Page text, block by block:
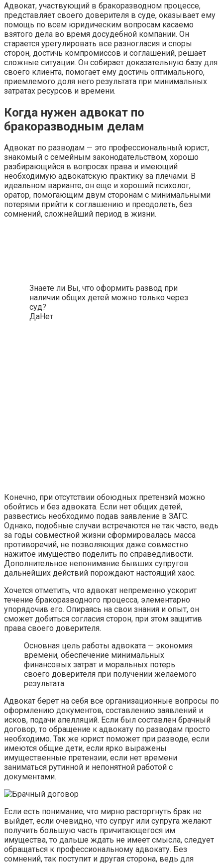
Адвокат, участвующий в бракоразводном процессе,
представляет своего доверителя в суде, оказывает ему
помощь по всем юридическим вопросам касаемо
взятого дела во время досудебной компании. Он
старается урегулировать все разногласия и споры
сторон, достичь компромиссов и соглашений, решает
сложные ситуации. Он собирает доказательную базу для
своего клиента, помогает ему достичь оптимального,
приемлемого доля него результата при минимальных
затратах ресурсов и времени.
Когда нужен адвокат по
бракоразводным делам
Адвокат по разводам — это профессиональный юрист,
знакомый с семейным законодательством, хорошо
разбирающийся в вопросах права и имеющий
необходимую адвокатскую практику за плечами. В
идеальном варианте, он еще и хороший психолог,
оратор, помогающим двум сторонам с минимальными
потерями прийти к соглашению и преодолеть, без
сомнений, сложнейший период в жизни.
Знаете ли Вы, что оформить развод при
наличии общих детей можно только через
суд?
ДаНет
Конечно, при отсутствии обоюдных претензий можно
обойтись и без адвоката. Если нет общих детей,
развестись необходимо подав заявление в ЗАГС.
Однако, подобные случаи встречаются не так часто, ведь
за годы совместной жизни сформировалась масса
противоречий, не позволяющих даже совместно
нажитое имущество поделить по справедливости.
Дополнительное непонимание бывших супругов
дальнейших действий порождают настоящий хаос.
Хочется отметить, что адвокат непременно ускорит
течение бракоразводного процесса, элементарно
упорядочив его. Опираясь на свои знания и опыт, он
сможет добиться согласия сторон, при этом защитив
права своего доверителя.
Основная цель работы адвоката — экономия
времени, обеспечение минимальных
финансовых затрат и моральных потерь
своего доверителя при получении желаемого
результата.
Адвокат берет на себя все организационные вопросы по
оформлению документов, составлению заявлений и
исков, подачи апелляций. Если был составлен брачный
договор, то обращение к адвокату по разводам просто
необходимо. Так же юрист поможет при разводе, если
имеются общие дети, если ярко выражены
имущественные претензии, если нет времени
заниматься рутинной и непонятной работой с
документами.
Если есть понимание, что мирно расторгнуть брак не
выйдет, если очевидно, что супруг или супруга желают
получить большую часть причитающегося им
имущества, то дальше ждать не имеет смысла, следует
обращаться к профессиональному адвокату. Без
сомнений, так поступит и другая сторона, ведь для